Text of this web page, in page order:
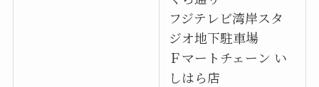
フジテレビ湾岸スタ
ジオ地下駐車場
Ｆマートチェーン い
しはら店